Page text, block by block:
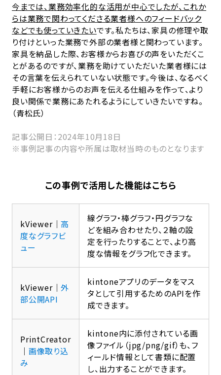
今までは、業務効率化的な活用が中心でしたが、これか
らは業務で関わってくださる業者様へのフィードバック
などでも使っていきたいです。私たちは、家具の修理や取
り付けといった業務で外部の業者様と関わっています。
家具を納品した際、お客様からお喜びの声をいただくこ
とがあるのですが、業務を助けていただいた業者様には
その言葉を伝えられていない状態です。今後は、なるべく
手軽にお客様からのお声を伝える仕組みを作って、より
良い関係で業務にあたれるようにしていきたいですね。
（青松氏）
記事公開日：2024年10月18日
※事例記事の内容や所属は取材当時のものとなります
この事例で活用した機能はこちら
kViewer｜高
度なグラフビ
ュー
線グラフ・棒グラフ・円グラフな
どを組み合わせたり、２軸の設
定を行ったりすることで、より高
度な情報をグラフ化できます。
kViewer｜外
部公開API
kintoneアプリのデータをマス
タとして引用するためのAPIを作
成できます。
PrintCreator
｜ 画像取り込
み
kintone内に添付されている画
像ファイル（jpg/png/gif）も、フ
ィールド情報として書類に配置
し、出力することができます。